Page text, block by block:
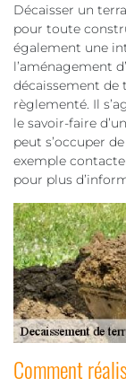
Décaisser un
pour toute
également une
l’aménagement
décaissement de
règlementé. Il
le savoir-faire
peut s’occuper
exemple
pour plus
Comment